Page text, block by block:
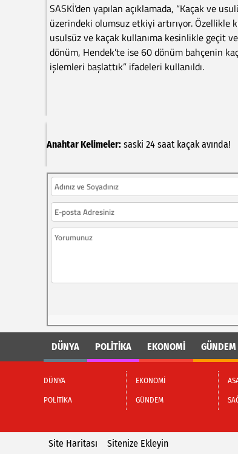
SASKİ’den yapılan açıklamada, “Kaçak ve
üzerindeki olumsuz etkiyi artırıyor. Özellikle
usulsüz ve kaçak kullanıma kesinlikle geçit
dönüm, Hendek’te ise 60 dönüm bahçenin
işlemleri başlattık” ifadeleri kullanıldı.
Anahtar Kelimeler: saski 24 saat kaçak avında!
DÜNYA POLİTİKA EKONOMİ GÜNDEM
DÜNYA
POLİTİKA
EKONOMİ
GÜNDEM
Site Haritası Sitenize Ekleyin